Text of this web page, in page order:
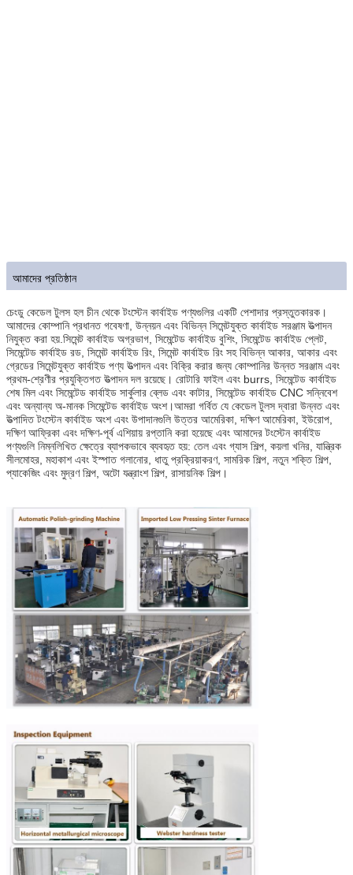
আমাদের প্রতিষ্ঠান
চেংডু কেডেল টুলস হল চীন থেকে টংস্টেন কার্বাইড পণ্যগুলির একটি পেশাদার প্রস্তুতকারক।
আমাদের কোম্পানি প্রধানত গবেষণা, উন্নয়ন এবং বিভিন্ন সিমেন্টযুক্ত কার্বাইড সরঞ্জাম উত্পাদন
নিযুক্ত করা হয়.সিমেন্ট কার্বাইড অগ্রভাগ, সিমেন্টেড কার্বাইড বুশিং, সিমেন্টেড কার্বাইড প্লেট,
সিমেন্টেড কার্বাইড রড, সিমেন্ট কার্বাইড রিং, সিমেন্ট কার্বাইড রিং সহ বিভিন্ন আকার, আকার এবং
গ্রেডের সিমেন্টযুক্ত কার্বাইড পণ্য উত্পাদন এবং বিক্রি করার জন্য কোম্পানির উন্নত সরঞ্জাম এবং
প্রথম-শ্রেণীর প্রযুক্তিগত উত্পাদন দল রয়েছে। রোটারি ফাইল এবং burrs, সিমেন্টেড কার্বাইড
শেষ মিল এবং সিমেন্টেড কার্বাইড সার্কুলার ব্লেড এবং কাটার, সিমেন্টেড কার্বাইড CNC সন্নিবেশ
এবং অন্যান্য অ-মানক সিমেন্টেড কার্বাইড অংশ।আমরা গর্বিত যে কেডেল টুলস দ্বারা উন্নত এবং
উত্পাদিত টংস্টেন কার্বাইড অংশ এবং উপাদানগুলি উত্তর আমেরিকা, দক্ষিণ আমেরিকা, ইউরোপ,
দক্ষিণ আফ্রিকা এবং দক্ষিণ-পূর্ব এশিয়ায় রপ্তানি করা হয়েছে এবং আমাদের টংস্টেন কার্বাইড
পণ্যগুলি নিম্নলিখিত ক্ষেত্রে ব্যাপকভাবে ব্যবহৃত হয়: তেল এবং গ্যাস শিল্প, কয়লা খনির, যান্ত্রিক
সীলমোহর, মহাকাশ এবং ইস্পাত গলানোর, ধাতু প্রক্রিয়াকরণ, সামরিক শিল্প, নতুন শক্তি শিল্প,
প্যাকেজিং এবং মুদ্রণ শিল্প, অটো যন্ত্রাংশ শিল্প, রাসায়নিক শিল্প।